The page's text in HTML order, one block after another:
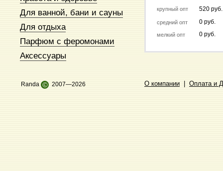
Для ванной, бани и сауны
Для отдыха
Парфюм с феромонами
Аксессуары
крупный опт 520 руб.
средний опт 0 руб.
мелкий опт 0 руб.
Randa © 2007—2026 О компании Оплата и